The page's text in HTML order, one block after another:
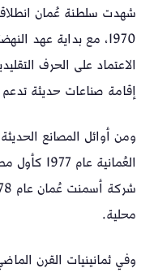
شهدت سلطنة عُمان
1970، مع بداية عهد
الاعتماد على الحرف
إقامة صناعات حديثة تدعم
ومن أوائل المصانع
العُمانية
محلية.
وفي ثمانينيات القرن